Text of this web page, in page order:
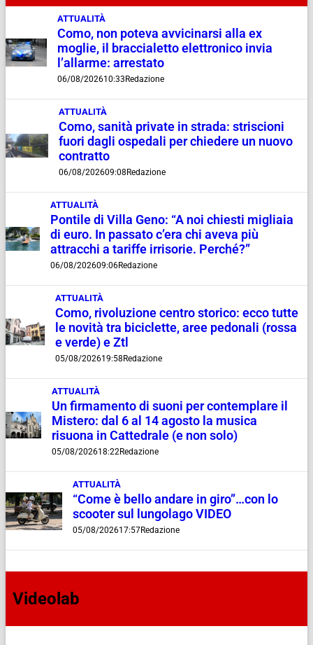
ATTUALITÀ
Como, non poteva avvicinarsi alla ex
moglie, il braccialetto elettronico invia
l’allarme: arrestato
06/08/202610:33 Redazione
ATTUALITÀ
Como, sanità private in strada: striscioni
fuori dagli ospedali per chiedere un nuovo
contratto
06/08/202609:08 Redazione
ATTUALITÀ
Pontile di Villa Geno: “A noi chiesti migliaia
di euro. In passato c’era chi aveva più
attracchi a tariffe irrisorie. Perché?”
06/08/202609:06Redazione
ATTUALITÀ
Como, rivoluzione centro storico: ecco tutte
le novità tra biciclette, aree pedonali (rossa
e verde) e Ztl
05/08/202619:58 Redazione
ATTUALITÀ
Un firmamento di suoni per contemplare il
Mistero: dal 6 al 14 agosto la musica
risuona in Cattedrale (e non solo)
05/08/202618:22Redazione
ATTUALITÀ
“Come è bello andare in giro”…con lo
scooter sul lungolago VIDEO
05/08/202617:57Redazione
Videolab